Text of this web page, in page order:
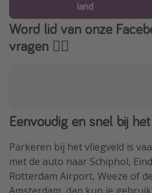
land
Word lid van onze
vragen 👇🏻
Eenvoudig en snel bij
Parkeren bij het vliegveld is
met de auto naar Schiphol,
Rotterdam Airport, Weeze of